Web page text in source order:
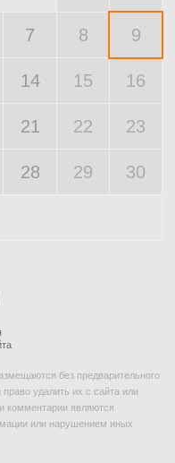
7 8 9
14 15 16
21 22 23
28 29 30
без предварительного
удалить их с сайта или
комментарии являются
или нарушением иных